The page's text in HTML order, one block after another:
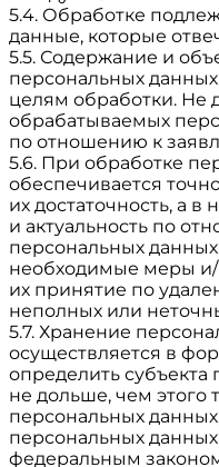
5.4. Обработке
данные, которые
5.5. Содержание и
персональных
целям обработки. Не
обрабатываемых
по отношению к
5.6. При обработке
обеспечивается
их достаточность, а в
и актуальность по
персональных
необходимые меры
их принятие по
неполных или
5.7. Хранение
осуществляется в
определить
не дольше, чем этого
персональных
персональных
федеральным